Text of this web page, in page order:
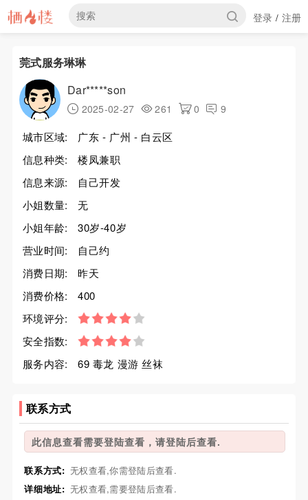
登录 / 注册
莞式服务琳琳
Dar*****son
2025-02-27 261 0 9
城市区域:
广东 - 广州 - 白云区
信息种类:
楼凤兼职
信息来源:
自己开发
小姐数量:
无
小姐年龄:
30岁-40岁
营业时间:
自己约
消费日期:
昨天
消费价格:
400
环境评分:
安全指数:
服务内容:
69 毒龙 漫游 丝袜
联系方式
此信息查看需要登陆查看，请登陆后查看.
联系方式: 无权查看,你需登陆后查看.
详细地址: 无权查看,需要登陆后查看.